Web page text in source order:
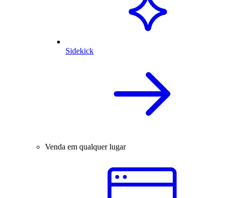
Sidekick
Venda em qualquer lugar